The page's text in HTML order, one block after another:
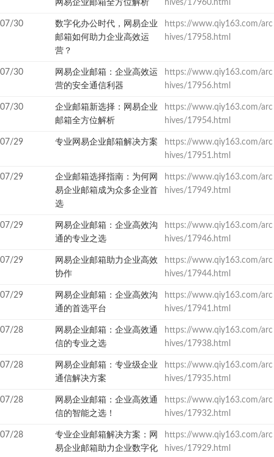
网易企业邮箱全方位解析
hives/17960.html
07/30
数字化办公时代，网易企业
邮箱如何助力企业高效运
营？
https://www.qiy163.com/arc
hives/17958.html
07/30
网易企业邮箱：企业高效运
营的安全通信利器
https://www.qiy163.com/arc
hives/17956.html
07/30
企业邮箱新选择：网易企业
邮箱全方位解析
https://www.qiy163.com/arc
hives/17954.html
07/29 专业网易企业邮箱解决方案
https://www.qiy163.com/arc
hives/17951.html
07/29
企业邮箱选择指南：为何网
易企业邮箱成为众多企业首
选
https://www.qiy163.com/arc
hives/17949.html
07/29
网易企业邮箱：企业高效沟
通的专业之选
https://www.qiy163.com/arc
hives/17946.html
07/29
网易企业邮箱助力企业高效
协作
https://www.qiy163.com/arc
hives/17944.html
07/29
网易企业邮箱：企业高效沟
通的首选平台
https://www.qiy163.com/arc
hives/17941.html
07/28
网易企业邮箱：企业高效通
信的专业之选
https://www.qiy163.com/arc
hives/17938.html
07/28
网易企业邮箱：专业级企业
通信解决方案
https://www.qiy163.com/arc
hives/17935.html
07/28
网易企业邮箱：企业高效通
信的智能之选！
https://www.qiy163.com/arc
hives/17932.html
07/28
专业企业邮箱解决方案：网
易企业邮箱助力企业数字化
https://www.qiy163.com/arc
hives/17929.html